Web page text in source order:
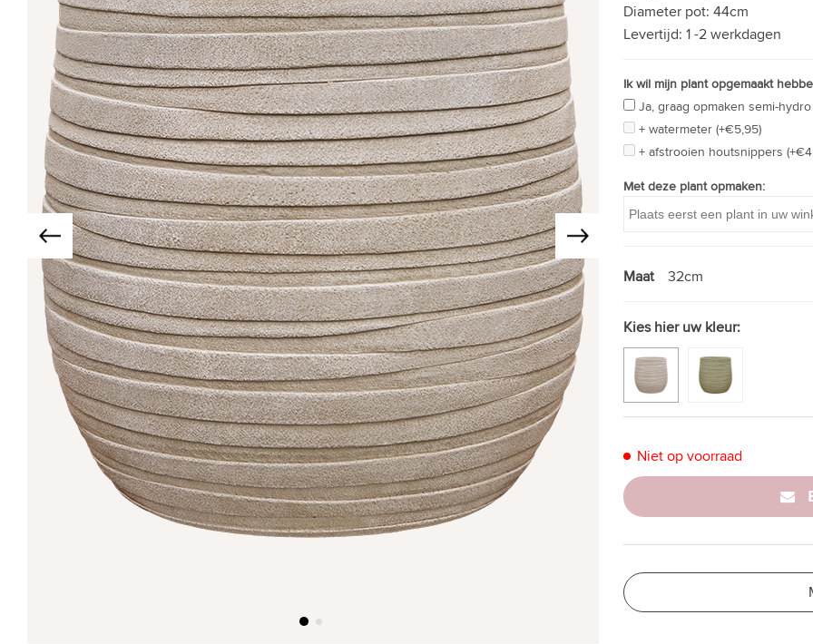
Diameter pot: 44cm
Levertijd: 1 -2 werkdagen
Ik wil mijn plant opgemaakt
Ja, graag opmaken semi-
+ watermeter (+€5,95)
+ afstrooien houtsnippers
Met deze plant opmaken:
Maat 32cm
Kies hier uw kleur:
Niet op voorraad